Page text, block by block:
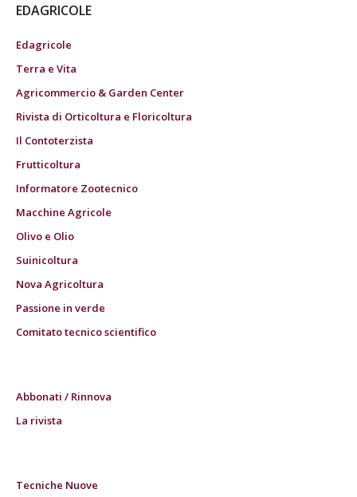
EDAGRICOLE
Edagricole
Terra e Vita
Agricommercio & Garden Center
Rivista di Orticoltura e Floricoltura
Il Contoterzista
Frutticoltura
Informatore Zootecnico
Macchine Agricole
Olivo e Olio
Suinicoltura
Nova Agricoltura
Passione in verde
Comitato tecnico scientifico
Abbonati / Rinnova
La rivista
Tecniche Nuove